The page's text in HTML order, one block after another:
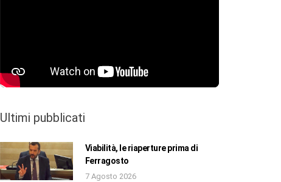
Ultimi pubblicati
Viabilità, le riaperture prima di
Ferragosto
7 Agosto 2026